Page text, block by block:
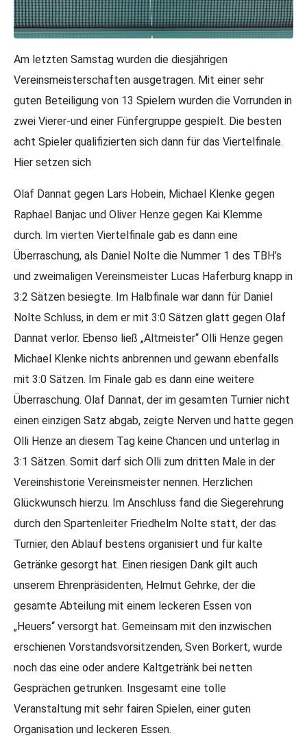
Am letzten Samstag wurden die diesjährigen
Vereinsmeisterschaften ausgetragen. Mit einer sehr
guten Beteiligung von 13 Spielern wurden die Vorrunden in
zwei Vierer-und einer Fünfergruppe gespielt. Die besten
acht Spieler qualifizierten sich dann für das Viertelfinale.
Hier setzen sich
Olaf Dannat gegen Lars Hobein, Michael Klenke gegen
Raphael Banjac und Oliver Henze gegen Kai Klemme
durch. Im vierten Viertelfinale gab es dann eine
Überraschung, als Daniel Nolte die Nummer 1 des TBH’s
und zweimaligen Vereinsmeister Lucas Haferburg knapp in
3:2 Sätzen besiegte. Im Halbfinale war dann für Daniel
Nolte Schluss, in dem er mit 3:0 Sätzen glatt gegen Olaf
Dannat verlor. Ebenso ließ „Altmeister“ Olli Henze gegen
Michael Klenke nichts anbrennen und gewann ebenfalls
mit 3:0 Sätzen. Im Finale gab es dann eine weitere
Überraschung. Olaf Dannat, der im gesamten Turnier nicht
einen einzigen Satz abgab, zeigte Nerven und hatte gegen
Olli Henze an diesem Tag keine Chancen und unterlag in
3:1 Sätzen. Somit darf sich Olli zum dritten Male in der
Vereinshistorie Vereinsmeister nennen. Herzlichen
Glückwunsch hierzu. Im Anschluss fand die Siegerehrung
durch den Spartenleiter Friedhelm Nolte statt, der das
Turnier, den Ablauf bestens organisiert und für kalte
Getränke gesorgt hat. Einen riesigen Dank gilt auch
unserem Ehrenpräsidenten, Helmut Gehrke, der die
gesamte Abteilung mit einem leckeren Essen von
„Heuers“ versorgt hat. Gemeinsam mit den inzwischen
erschienen Vorstandsvorsitzenden, Sven Borkert, wurde
noch das eine oder andere Kaltgetränk bei netten
Gesprächen getrunken. Insgesamt eine tolle
Veranstaltung mit sehr fairen Spielen, einer guten
Organisation und leckeren Essen.